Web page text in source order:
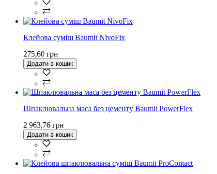
Клейова суміш Baumit NivoFix
275,60 грн
Додати в кошик
Шпаклювальна маса без цементу Baumit PowerFlex
2 963,76 грн
Додати в кошик